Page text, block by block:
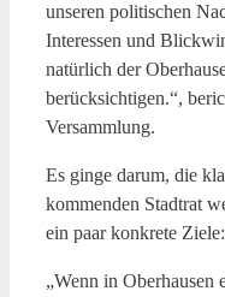
unseren politischen
Interessen und
natürlich der
berücksichtigen.“,
Versammlung.
Es ginge darum, die
kommenden Stadtrat
ein paar konkrete Ziele:
„Wenn in